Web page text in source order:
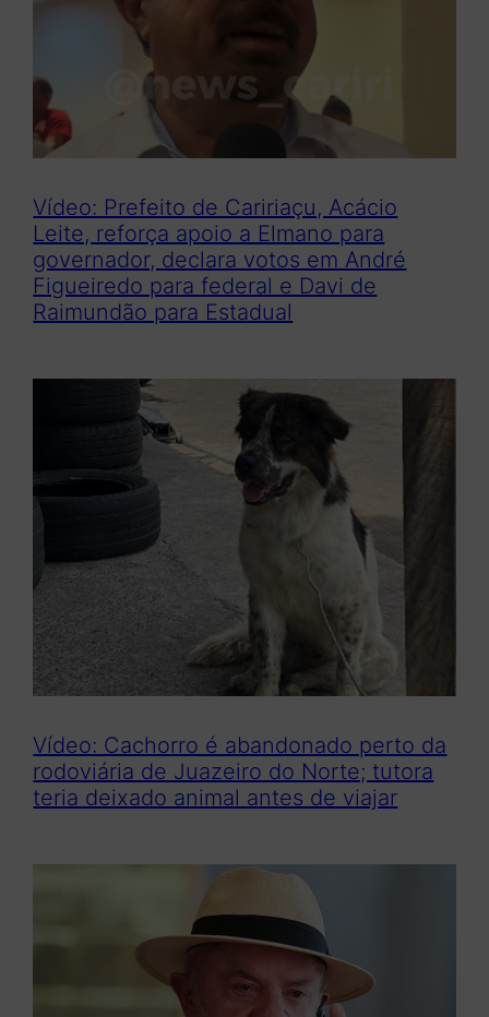
Vídeo: Prefeito de Caririaçu, Acácio
Leite, reforça apoio a Elmano para
governador, declara votos em André
Figueiredo para federal e Davi de
Raimundão para Estadual
Vídeo: Cachorro é abandonado perto da
rodoviária de Juazeiro do Norte; tutora
teria deixado animal antes de viajar